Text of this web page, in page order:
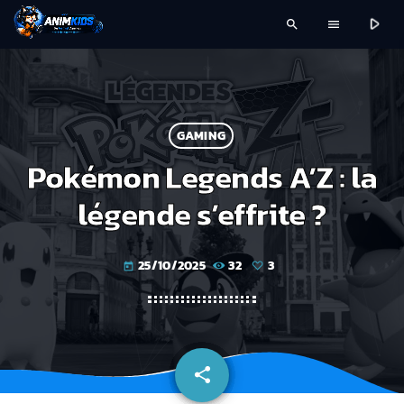
search menu play_arrow
GAMING
Pokémon Legends A’Z : la
légende s’effrite ?
today 25/10/2025 32 3
share
email